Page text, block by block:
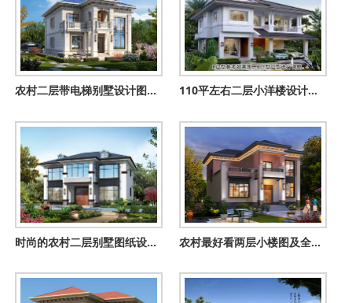
农村二层带电梯别墅设计图，欧式风格，避免老人上下楼的麻烦 110平左右二层小洋楼设计图，含效果图片
时尚的农村二层别墅图纸设计，现代风格，简约的外观 农村最好看两层小楼图及全套CAD施工图纸，新中式风格，简洁大气